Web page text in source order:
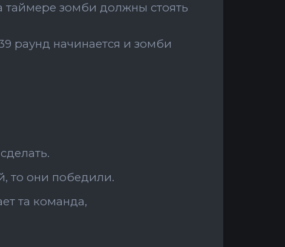
таймере зомби должны стоять
раунд начинается и зомби
то они победили.
та команда,